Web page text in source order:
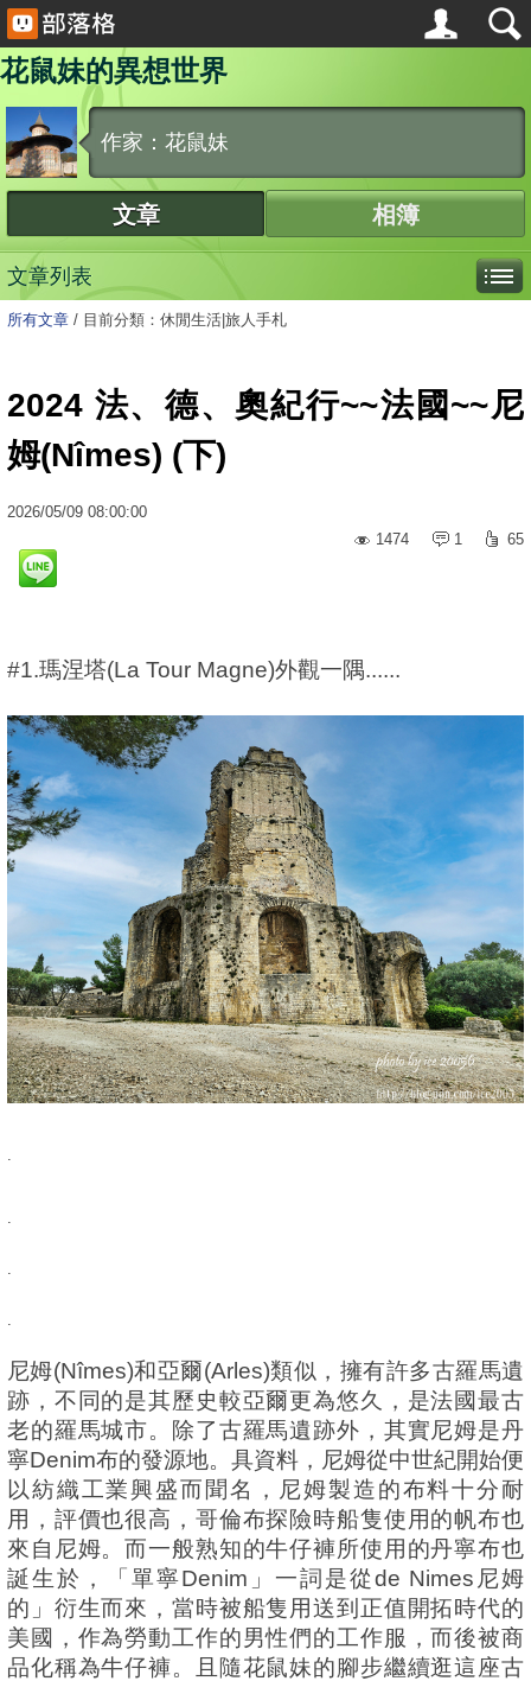
花鼠妹的異想世界
作家：花鼠妹
文章 相簿
文章列表
所有文章 / 目前分類：休閒生活|旅人手札
2024 法、德、奧紀行~~法國~~尼
姆(Nîmes) (下)
2026/05/09 08:00:00
1474
1 65
#1.瑪涅塔(La Tour Magne)外觀一隅......
.
.
.
.
尼姆(Nîmes)和亞爾(Arles)類似，擁有許多古羅馬遺
跡，不同的是其歷史較亞爾更為悠久，是法國最古
老的羅馬城市。除了古羅馬遺跡外，其實尼姆是丹
寧Denim布的發源地。具資料，尼姆從中世紀開始便
以紡織工業興盛而聞名，尼姆製造的布料十分耐
用，評價也很高，哥倫布探險時船隻使用的帆布也
來自尼姆。而一般熟知的牛仔褲所使用的丹寧布也
誕生於，「單寧Denim」一詞是從de Nimes尼姆
的」衍生而來，當時被船隻用送到正值開拓時代的
美國，作為勞動工作的男性們的工作服，而後被商
品化稱為牛仔褲。
且隨花鼠妹的腳步繼續逛這座古